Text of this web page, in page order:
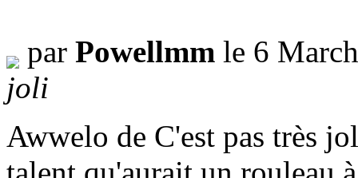
par Powellmm le 6
joli
Awwelo de C'est pas très